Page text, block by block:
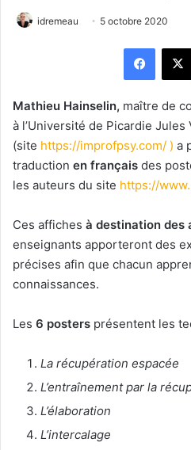
idremeau 5 octobre 2020
Mathieu Hainselin, maître de
à l’Université de Picardie Jules
(site https://improfpsy.com/ ) a
traduction en français des
les auteurs du site https://
Ces affiches à destination des
enseignants apporteront des
précises afin que chacun
connaissances.
Les 6 posters présentent les
La récupération espacée
L’entraînement par la
L’élaboration
L’intercalage